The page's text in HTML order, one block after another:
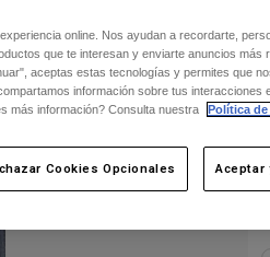
online. Nos ayudan a recordarte,
que te interesan y enviarte anuncios más
aceptas estas tecnologías y permites que
información sobre tus interacciones
más información? Consulta nuestra
Política
Cookies Opcionales Aceptar